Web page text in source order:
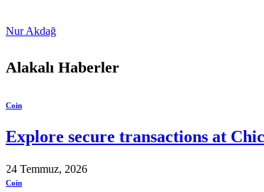
Nur Akdağ
Alakalı Haberler
Coin
Explore secure transactions at
24 Temmuz, 2026
Coin